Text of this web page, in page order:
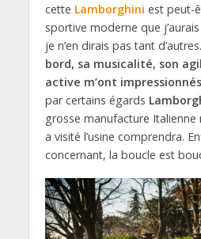
cette Lamborghini est peut-
sportive moderne que
je n’en dirais pas tant d’autres.
bord, sa musicalité, son
active m’ont impressionnés
par certains égards
grosse manufacture
a visité l’usine comprendra.
concernant, la boucle est